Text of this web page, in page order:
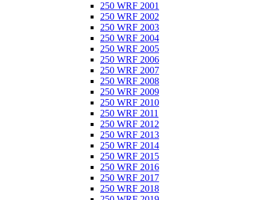
250 WRF 2001
250 WRF 2002
250 WRF 2003
250 WRF 2004
250 WRF 2005
250 WRF 2006
250 WRF 2007
250 WRF 2008
250 WRF 2009
250 WRF 2010
250 WRF 2011
250 WRF 2012
250 WRF 2013
250 WRF 2014
250 WRF 2015
250 WRF 2016
250 WRF 2017
250 WRF 2018